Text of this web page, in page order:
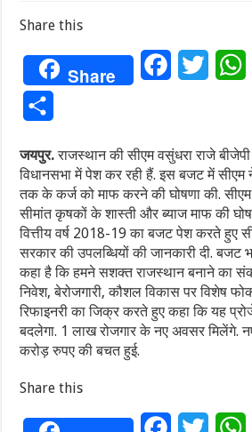
Share this
Share Facebook
जयपुर.राजस्थान की सीएम वसुंधरा राजे
विधानसभा में पेश कर रही हैं. इस बजट में सीएम
तक के कर्ज को माफ करने की घोषणा की.
सीमांत कृषकों के शास्ती और ब्याज माफ की
वित्तीय वर्ष 2018-19 का बजट पेश करते हुए
सरकार की उपलब्धियों की जानकारी दी. बजट
कहा है कि हमने सशक्त राजस्थान बनाने का
निवेश, बेरोजगारी, कौशल विकास पर विशेष
रिफाइनरी का जिक्र करते हुए कहा कि यह
बदलेगा. 1 लाख रोजगार के नए अवसर मिलेंगे.
करोड़ रुपए की बचत हुई.
Share this
Facebook